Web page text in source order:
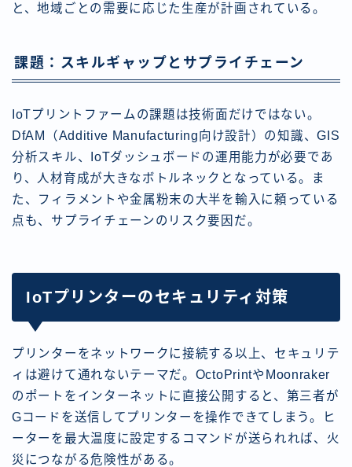
と、地域ごとの需要に応じた生産が計画されている。
課題：スキルギャップとサプライチェーン
IoTプリントファームの課題は技術面だけではない。
DfAM（Additive Manufacturing向け設計）の知識、GIS
分析スキル、IoTダッシュボードの運用能力が必要であ
り、人材育成が大きなボトルネックとなっている。ま
た、フィラメントや金属粉末の大半を輸入に頼っている
点も、サプライチェーンのリスク要因だ。
IoTプリンターのセキュリティ対策
プリンターをネットワークに接続する以上、セキュリテ
ィは避けて通れないテーマだ。OctoPrintやMoonraker
のポートをインターネットに直接公開すると、第三者が
Gコードを送信してプリンターを操作できてしまう。ヒ
ーターを最大温度に設定するコマンドが送られれば、火
災につながる危険性がある。